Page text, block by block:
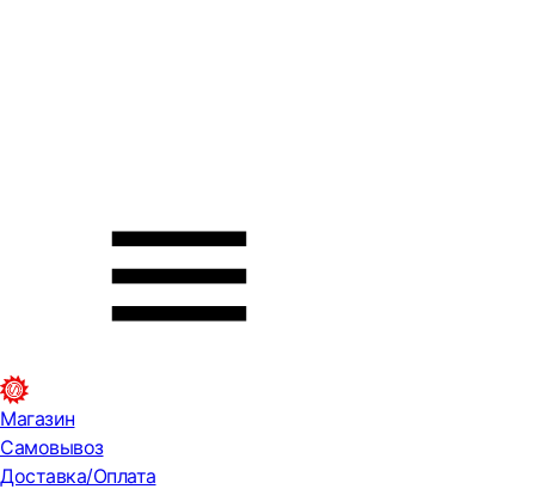
Магазин
Самовывоз
Доставка/Оплата